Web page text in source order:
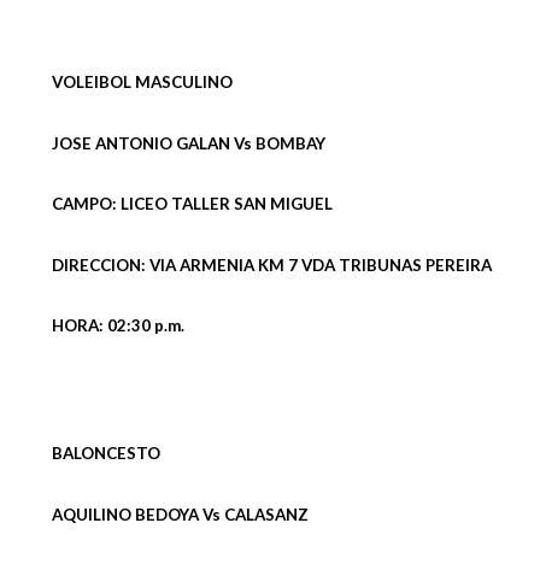
VOLEIBOL MASCULINO
JOSE ANTONIO GALAN Vs BOMBAY
CAMPO: LICEO TALLER SAN MIGUEL
DIRECCION: VIA ARMENIA KM 7 VDA TRIBUNAS PEREIRA
HORA: 02:30 p.m.
BALONCESTO
AQUILINO BEDOYA Vs CALASANZ